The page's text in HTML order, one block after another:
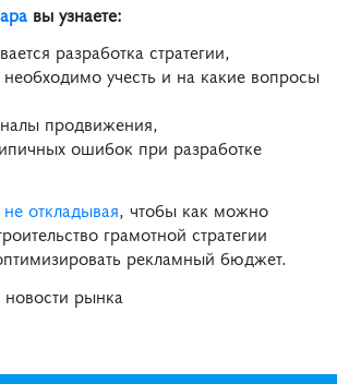
вы узнаете:
разработка стратегии,
учесть и на какие вопросы
продвижения,
ошибок при разработке
откладывая, чтобы как можно
грамотной стратегии
рекламный бюджет.
новости рынка